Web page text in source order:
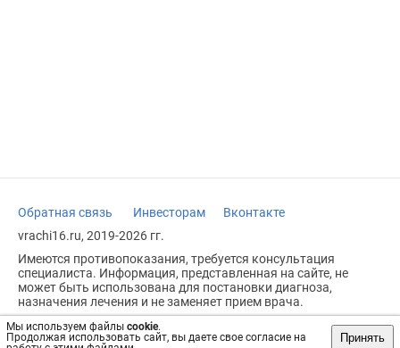
Мы используем файлы cookie.
Продолжая использовать сайт, вы даете свое согласие на
Принять
Обратная связь Инвесторам
Вконтакте
vrachi16.ru, 2019-2026 гг.
Имеются противопоказания, требуется консультация
специалиста. Информация, представленная на сайте, не
может быть использована для постановки диагноза,
назначения лечения и не заменяет прием врача.
Возрастное ограничение: 18+